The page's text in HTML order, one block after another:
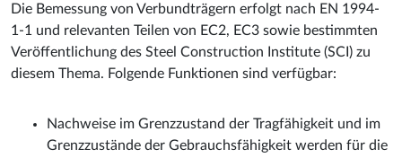
Die Bemessung von Verbundträgern erfolgt nach EN 1994-
1-1 und relevanten Teilen von EC2, EC3 sowie bestimmten
Veröffentlichung des Steel Construction Institute (SCI) zu
diesem Thema. Folgende Funktionen sind verfügbar:
Nachweise im Grenzzustand der Tragfähigkeit und im
Grenzzustände der Gebrauchsfähigkeit werden für die